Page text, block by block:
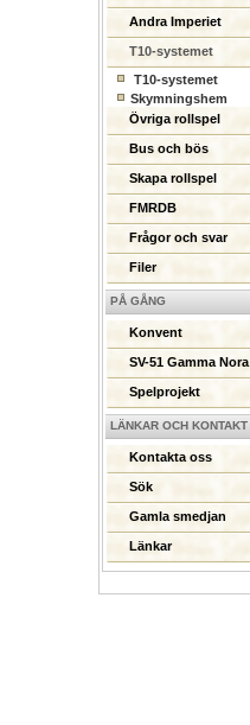
Andra Imperiet
T10-systemet
T10-systemet
Skymningshem
Övriga rollspel
Bus och bös
Skapa rollspel
FMRDB
Frågor och svar
Filer
PÅ GÅNG
Konvent
SV-51 Gamma Nora
Spelprojekt
LÄNKAR OCH KONTAKT
Kontakta oss
Sök
Gamla smedjan
Länkar